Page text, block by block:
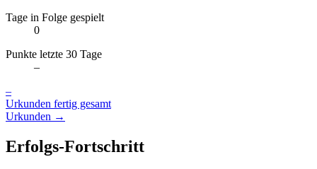
Tage in Folge gespielt
0
Punkte letzte 30 Tage
–
–
Urkunden fertig gesamt
Urkunden →
Erfolgs-Fortschritt